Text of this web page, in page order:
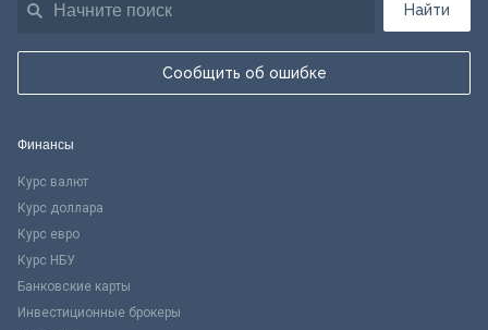
Найти
Сообщить об ошибке
Финансы
Курс валют
Курс доллара
Курс евро
Курс НБУ
Банковские карты
Инвестиционные брокеры